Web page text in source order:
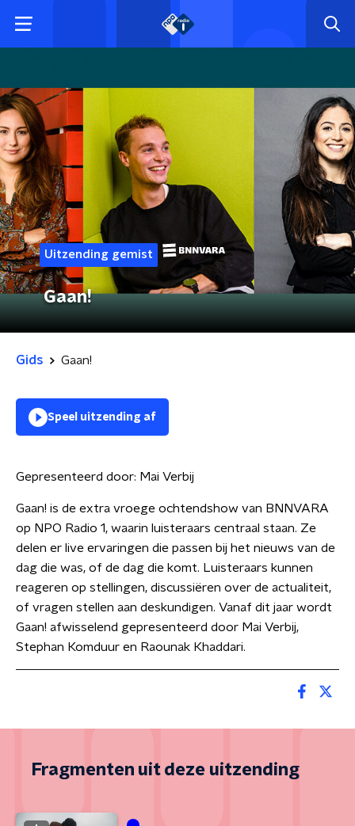
Uitzending gemist
Gaan!
Gids Gaan!
Speel uitzending af
Gepresenteerd door: Mai Verbij
Gaan! is de extra vroege ochtendshow van BNNVARA
op NPO Radio 1, waarin luisteraars centraal staan. Ze
delen er live ervaringen die passen bij het nieuws van de
dag die was, of de dag die komt. Luisteraars kunnen
reageren op stellingen, discussiëren over de actualiteit,
of vragen stellen aan deskundigen. Vanaf dit jaar wordt
Gaan! afwisselend gepresenteerd door Mai Verbij,
Stephan Komduur en Raounak Khaddari.
Fragmenten uit deze uitzending